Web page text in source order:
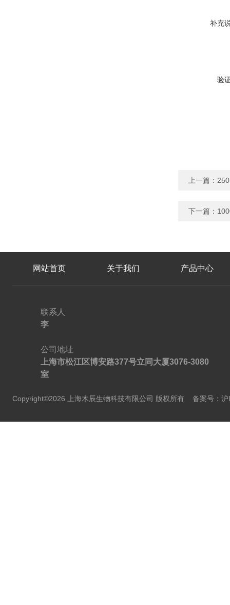
补充
验
上一篇：
下一篇：
网站首页 关于我们 产品中心
联系人
李
公司地址
上海市松江区博安路377号立同大厦3076-3080
室
Copyright©2026 上海木辰生物科技有限公司 版权所有 备案号：